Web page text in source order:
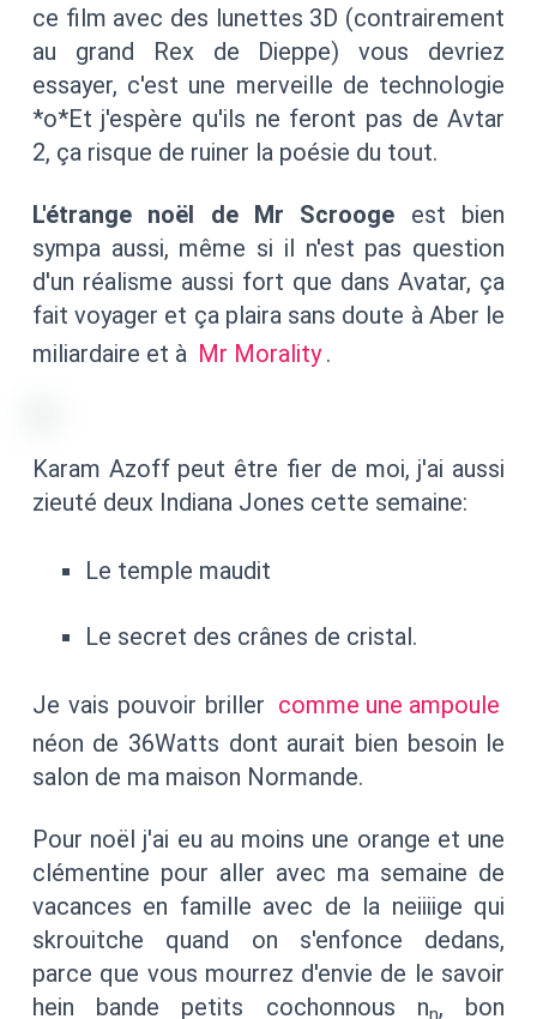
ce film avec des lunettes 3D (contrairement
au grand Rex de Dieppe) vous devriez
essayer, c'est une merveille de technologie
*o*Et j'espère qu'ils ne feront pas de Avtar
2, ça risque de ruiner la poésie du tout.
L'étrange noël de Mr Scrooge est bien
sympa aussi, même si il n'est pas question
d'un réalisme aussi fort que dans Avatar, ça
fait voyager et ça plaira sans doute à Aber le
miliardaire et à Mr Morality .
Karam Azoff peut être fier de moi, j'ai aussi
zieuté deux Indiana Jones cette semaine:
Le temple maudit
Le secret des crânes de cristal.
Je vais pouvoir briller comme une ampoule
néon de 36Watts dont aurait bien besoin le
salon de ma maison Normande.
Pour noël j'ai eu au moins une orange et une
clémentine pour aller avec ma semaine de
vacances en famille avec de la neiiiige qui
skrouitche quand on s'enfonce dedans,
parce que vous mourrez d'envie de le savoir
hein bande petits cochonnous nn, bon